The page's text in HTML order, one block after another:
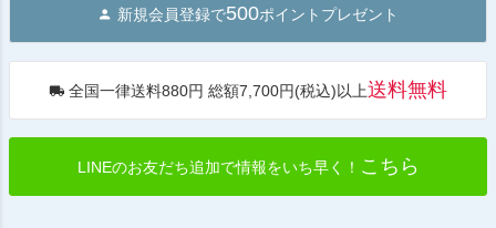
へ
新規会員登録で500ポイントプレゼント
全国一律送料880円 総額7,700円(税込)以上送料無料
LINEのお友だち追加で情報をいち早く！ こちら